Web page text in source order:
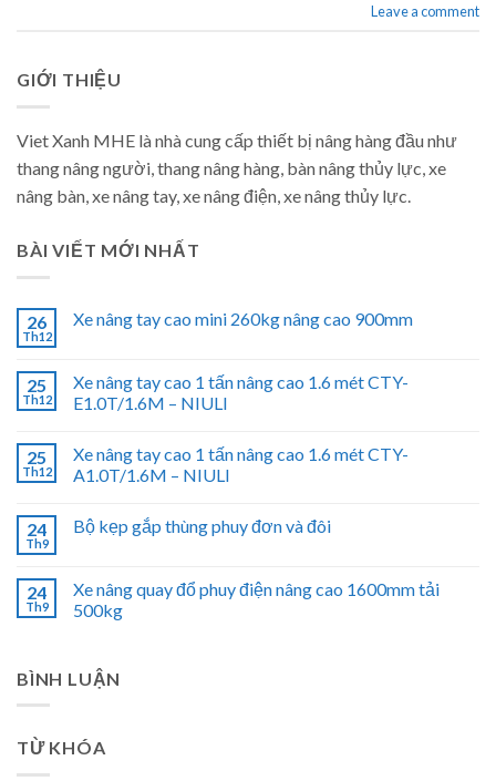
Leave a comment
GIỚI THIỆU
Viet Xanh MHE là nhà cung cấp thiết bị nâng hàng đầu như
thang nâng người, thang nâng hàng, bàn nâng thủy lực, xe
nâng bàn, xe nâng tay, xe nâng điện, xe nâng thủy lực.
BÀI VIẾT MỚI NHẤT
26
Th12
Xe nâng tay cao mini 260kg nâng cao 900mm
25
Th12
Xe nâng tay cao 1 tấn nâng cao 1.6 mét CTY-
E1.0T/1.6M – NIULI
25
Th12
Xe nâng tay cao 1 tấn nâng cao 1.6 mét CTY-
A1.0T/1.6M – NIULI
24
Th9
Bộ kẹp gắp thùng phuy đơn và đôi
24
Th9
Xe nâng quay đổ phuy điện nâng cao 1600mm tải
500kg
BÌNH LUẬN
TỪ KHÓA